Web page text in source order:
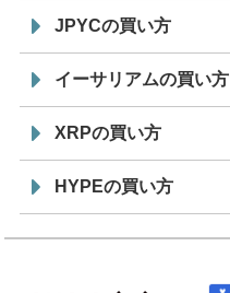
JPYCの買い方
イーサリアムの買い方
XRPの買い方
HYPEの買い方